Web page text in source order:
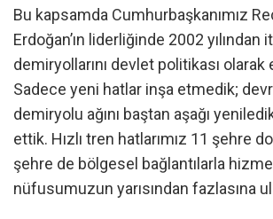
Bu kapsamda Cumhurbaşkanımız
Erdoğan’ın liderliğinde 2002 yılından
demiryollarını devlet politikası olarak
Sadece yeni hatlar inşa etmedik;
demiryolu ağını baştan aşağı
ettik. Hızlı tren hatlarımız 11 şehre
şehre de bölgesel bağlantılarla
nüfusumuzun yarısından fazlasına